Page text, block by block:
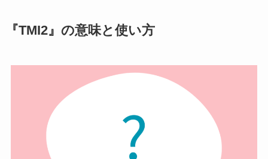
『TMI2』の意味と使い方